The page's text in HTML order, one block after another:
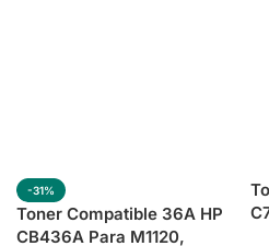
-31%
Toner Compatible 36A HP
CB436A Para M1120,